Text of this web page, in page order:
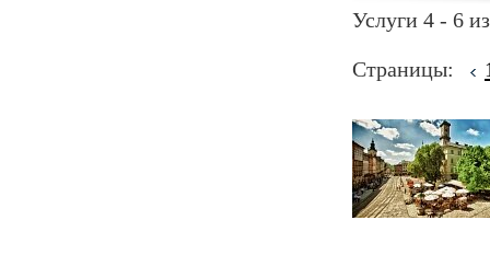
Услуги 4 - 6
Страницы: